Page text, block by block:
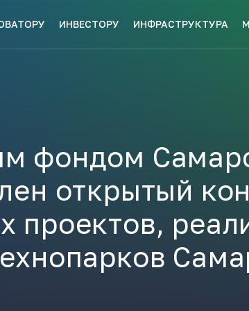
ИНВЕСТОРУ ИНФРАСТРУКТУРА
фондом
открытый
проектов,
Анонсы публикаций Новости
ПОЛЕЗНЫЕ СТАТЬИ
НОВОСТИ
ПОДПИСЫВАЙТЕСЬ